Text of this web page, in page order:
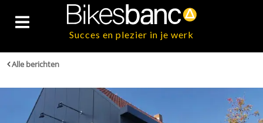
Succes en plezier in je werk
Alle berichten